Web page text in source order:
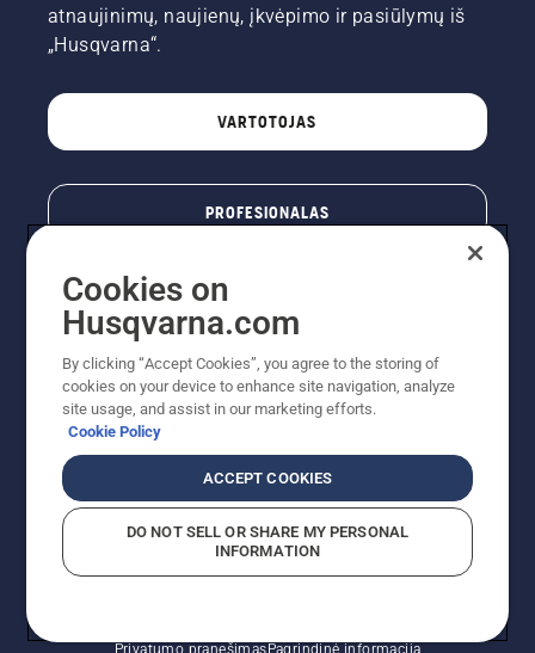
atnaujinimų, naujienų, įkvėpimo ir pasiūlymų iš
„Husqvarna“.
VARTOTOJAS
PROFESIONALAS
© „Husqvarna AB“ (leid). Visos teisės priklauso autoriui.
Nurodoma rekomenduojama mažmeninė kaina (RMK),
įskaitant PVM. RMK yra kaina, už kurią gamintojas
rekomenduoja pardavėjui parduoti prekę. UAB
"Husqvarna Lietuva" prekių vartotojams neparduoda,
Privatumo pranešimasPagrindinė informacija
Cookies on
Husqvarna.com
By clicking “Accept Cookies”, you agree to the storing of
cookies on your device to enhance site navigation, analyze
site usage, and assist in our marketing efforts.
Cookie Policy
ACCEPT COOKIES
DO NOT SELL OR SHARE MY PERSONAL
INFORMATION